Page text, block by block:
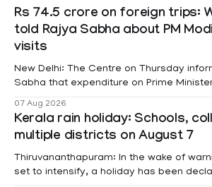
Rs 74.5 crore on foreign trips:
told Rajya Sabha about PM
visits
New Delhi: The Centre on Thursday
Sabha that expenditure on Prime
information was provided by Minister of
Affairs Pabitra Margherita in a written
raised
07 Aug 2026
Kerala rain holiday: Schools,
multiple districts on August 7
Thiruvananthapuram: In the wake of
set to intensify, a holiday has been